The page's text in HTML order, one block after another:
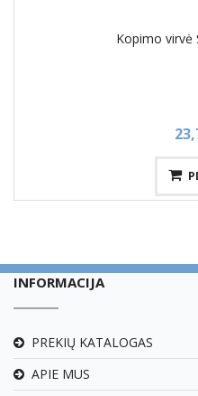
Kopimo virvė
INFORMACIJA
PREKIŲ KATALOGAS
APIE MUS